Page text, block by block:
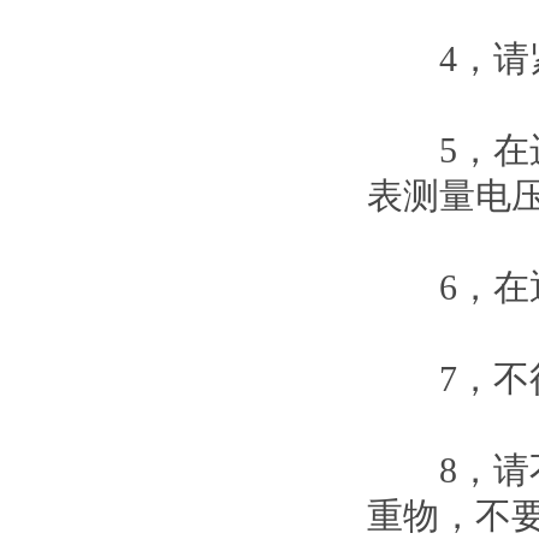
4，请紧
5，在进
表测量电
6，在通
7，不得
8，请不
重物，不